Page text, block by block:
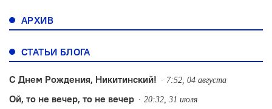
АРХИВ
СТАТЬИ БЛОГА
С Днем Рождения, Никитинский! 7:52, 04 августа
Ой, то не вечер, то не вечер 20:32, 31 июля